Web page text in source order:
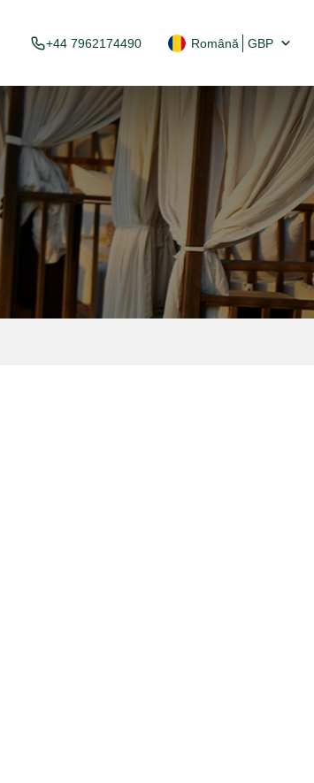
+44 7962174490 Română GBP